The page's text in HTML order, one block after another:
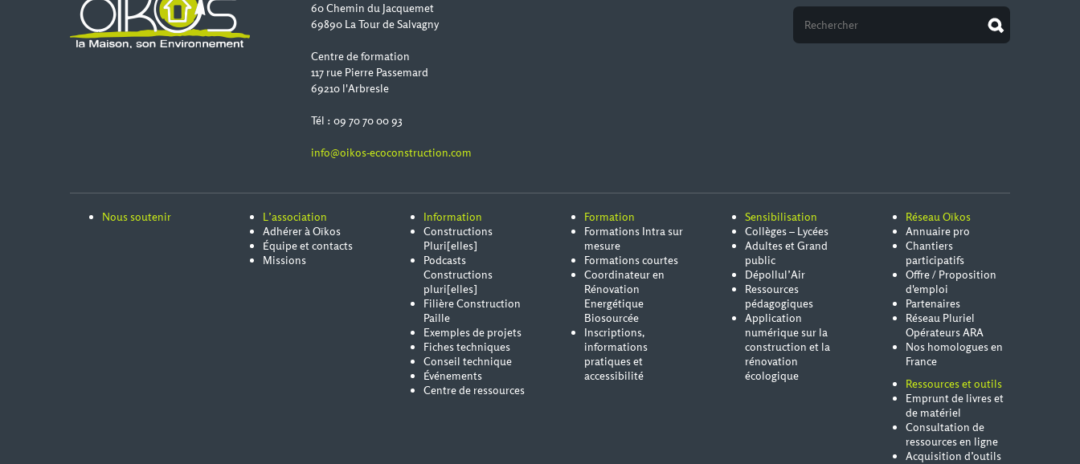
60 Chemin du Jacquemet
69890 La Tour de Salvagny
Centre de formation
117 rue Pierre Passemard
69210 l'Arbresle
Tél : 09 70 70 00 93
info@oikos-ecoconstruction.com
Nous soutenir
L’association
Adhérer à Oïkos
Équipe et contacts
Missions
Information
Constructions
Pluri[elles]
Podcasts
Constructions
pluri[elles]
Filière Construction
Paille
Exemples de projets
Fiches techniques
Conseil technique
Événements
Centre de ressources
Formation
Formations Intra sur
mesure
Formations courtes
Coordinateur en
Rénovation
Energétique
Biosourcée
Inscriptions,
informations
pratiques et
accessibilité
Sensibilisation
Collèges – Lycées
Adultes et Grand
public
Dépollul’Air
Ressources
pédagogiques
Application
numérique sur la
construction et la
rénovation
écologique
Réseau Oïkos
Annuaire pro
Chantiers
participatifs
Offre / Proposition
d'emploi
Partenaires
Réseau Pluriel
Opérateurs ARA
Nos homologues en
France
Ressources et outils
Emprunt de livres et
de matériel
Consultation de
ressources en ligne
Acquisition d’outils